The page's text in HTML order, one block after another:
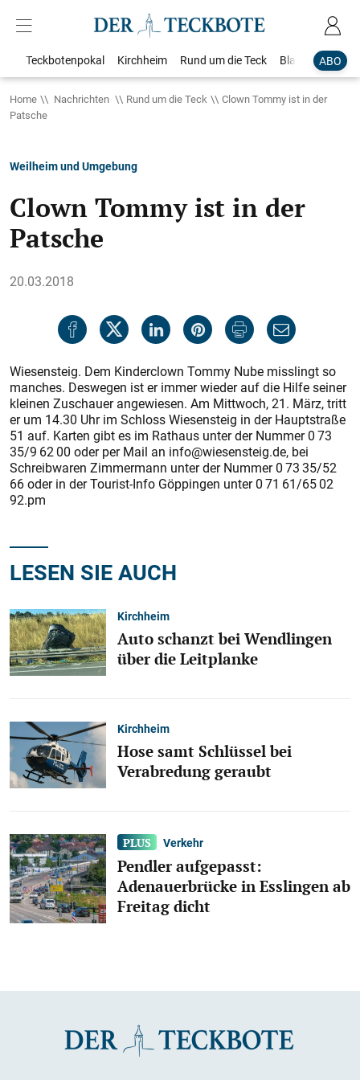
ABO
Teckbotenpokal Kirchheim Rund um die Teck Blaulicht
Home Nachrichten Rund um die Teck
Clown Tommy ist in der
Patsche
Weilheim und Umgebung
Clown Tommy ist in der
Patsche
20.03.2018
Wiesensteig. Dem Kinderclown Tommy Nube misslingt so
manches. Deswegen ist er immer wieder auf die Hilfe seiner
kleinen Zuschauer angewiesen. Am Mittwoch, 21. März, tritt
er um 14.30 Uhr im Schloss Wiesensteig in der Hauptstraße
51 auf. Karten gibt es im Rathaus unter der Nummer 0 73
35/9 62 00 oder per Mail an info@wiesensteig.de, bei
Schreibwaren Zimmermann unter der Nummer 0 73 35/52
66 oder in der Tourist-Info Göppingen unter 0 71 61/65 02
92.pm
LESEN SIE AUCH
Kirchheim
Auto schanzt bei Wendlingen
über die Leitplanke
Kirchheim
Hose samt Schlüssel bei
Verabredung geraubt
Verkehr
Pendler aufgepasst:
Adenauerbrücke in Esslingen ab
Freitag dicht